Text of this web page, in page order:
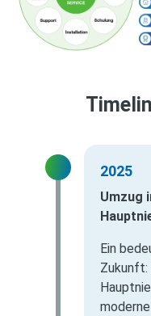
2025
Umzug
Ein
Zukunft: